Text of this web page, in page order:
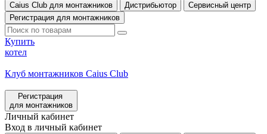
Caius Club для монтажников
Дистрибьютор
Сервисный центр
Регистрация для монтажников
Купить
котел
Клуб монтажников Caius Club
Регистрация
для монтажников
Личный кабинет
Вход в личный кабинет